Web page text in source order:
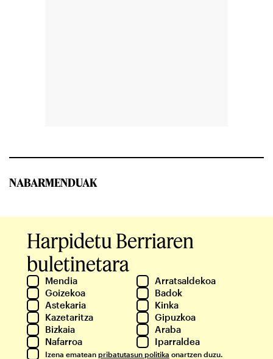
NABARMENDUAK
Harpidetu Berriaren
buletinetara
Mendia
Arratsaldekoa
Goizekoa
Badok
Astekaria
Kinka
Kazetaritza
Gipuzkoa
Bizkaia
Araba
Nafarroa
Iparraldea
Izena ematean pribatutasun politika onartzen duzu.